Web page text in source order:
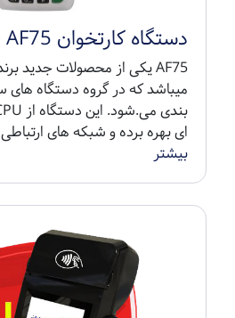
دستگاه کارتخوان ANFO AF75
ای بهره برده و شبکه های ارتباطی 4G و 26...
بیشتر